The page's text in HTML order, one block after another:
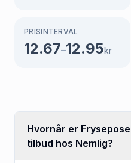
PRISINTERVAL
12.67–12.95kr
Hvornår er
tilbud hos Nemlig?